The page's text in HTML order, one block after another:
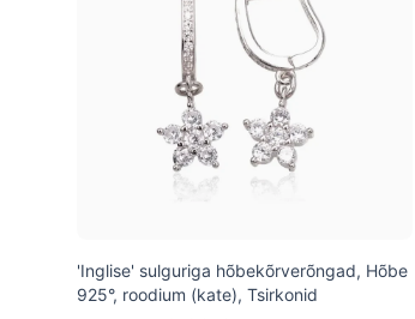
'Inglise' sulguriga hõbekõrverõngad, Hõbe
925°, roodium (kate), Tsirkonid